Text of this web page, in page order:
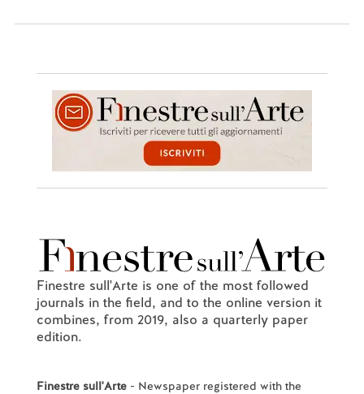
Finestre sull'Arte is one of the most followed
journals in the field, and to the online version it
combines, from 2019, also a quarterly paper
edition.
Finestre sull'Arte- Newspaper registered with the